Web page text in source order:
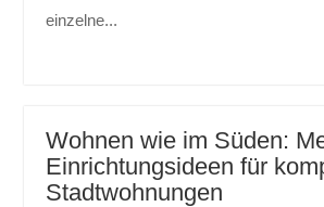
einzelne...
Wohnen wie im Süden:
Einrichtungsideen für
Stadtwohnungen